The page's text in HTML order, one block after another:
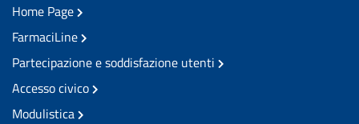
Home Page
FarmaciLine
Partecipazione e soddisfazione utenti
Accesso civico
Modulistica